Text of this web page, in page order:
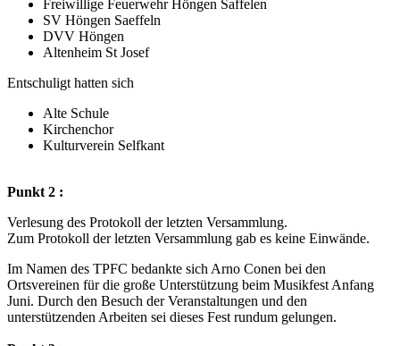
Freiwillige Feuerwehr Höngen Saffelen
SV Höngen Saeffeln
DVV Höngen
Altenheim St Josef
Entschuligt hatten sich
Alte Schule
Kirchenchor
Kulturverein Selfkant
Punkt 2 :
Verlesung des Protokoll der letzten Versammlung.
Zum Protokoll der letzten Versammlung gab es keine Einwände.
Im Namen des TPFC bedankte sich Arno Conen bei den
Ortsvereinen für die große Unterstützung beim Musikfest Anfang
Juni. Durch den Besuch der Veranstaltungen und den
unterstützenden Arbeiten sei dieses Fest rundum gelungen.